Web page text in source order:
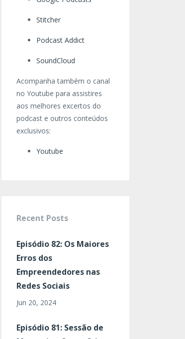
Stitcher
Podcast Addict
SoundCloud
Acompanha também o canal
no Youtube para assistires
aos melhores excertos do
podcast e outros conteúdos
exclusivos:
Youtube
Recent Posts
Episódio 82: Os Maiores
Erros dos
Empreendedores nas
Redes Sociais
Jun 20, 2024
Episódio 81: Sessão de